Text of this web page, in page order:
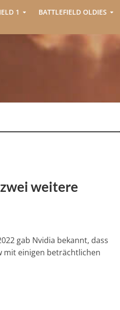
1 BATTLEFIELD OLDIES
weitere
gab Nvidia bekannt, dass
mit einigen beträchtlichen